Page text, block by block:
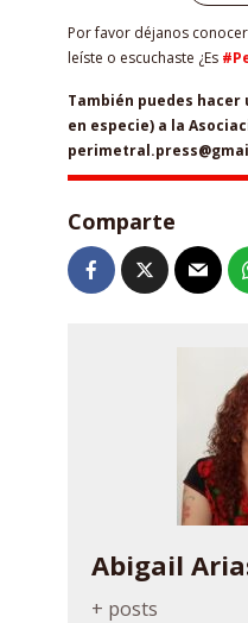
Por favor déjanos
leíste o escuchaste ¿Es
También puedes
en especie) a la
Comparte
Abigail
+ posts